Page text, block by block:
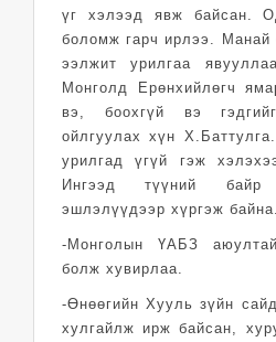
үг хэлээд явж байсан.
боломж гарч ирлээ. Манай
ээлжит урилгаа
Монголд Ерөнхийлөгч
вэ, боохгүй вэ
ойлгуулах хүн
урилгад үгүй гэж
Ингээд түүний байр
эшлэлүүдээр хүргэж байна.
-Монголын ҮАБЗ
болж хувирлаа.
-Өнөөгийн Хууль зүйн
хулгайлж ирж байсан,